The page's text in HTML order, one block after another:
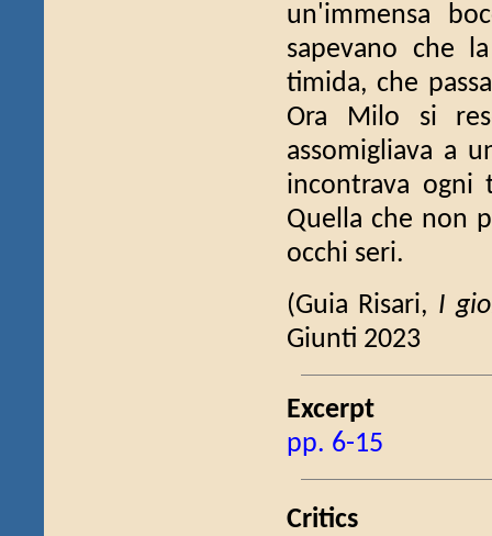
un'immensa
sapevano che
timida, che
Ora Milo si
assomigliava a
incontrava ogni
Quella che non
occhi seri.
(Guia Risari, I
Giunti 2023
Excerpt
pp. 6-15
Critics